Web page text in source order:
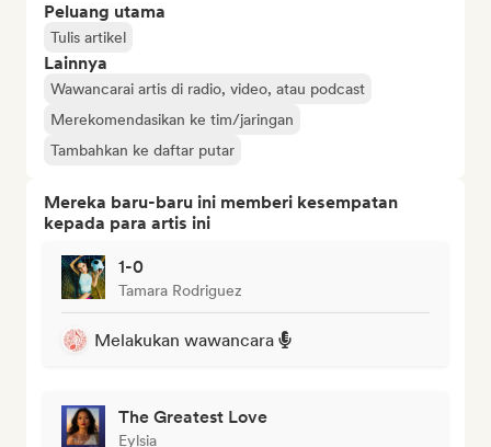
Peluang utama
Tulis artikel
Lainnya
Wawancarai artis di radio, video, atau podcast
Merekomendasikan ke tim/jaringan
Tambahkan ke daftar putar
Mereka baru-baru ini memberi kesempatan
kepada para artis ini
1-0
Tamara Rodriguez
Melakukan wawancara
The Greatest Love
Eylsia